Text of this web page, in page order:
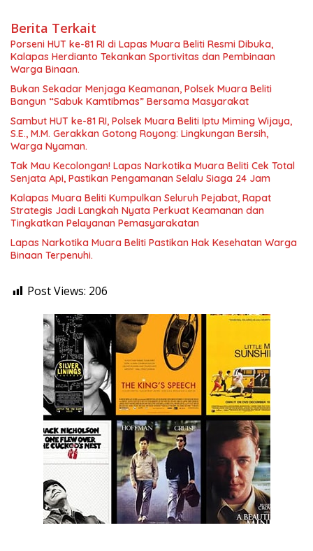
Berita Terkait
Porseni HUT ke-81 RI di Lapas Muara Beliti Resmi Dibuka,
Kalapas Herdianto Tekankan Sportivitas dan Pembinaan
Warga Binaan.
Bukan Sekadar Menjaga Keamanan, Polsek Muara Beliti
Bangun “Sabuk Kamtibmas” Bersama Masyarakat
Sambut HUT ke-81 RI, Polsek Muara Beliti Iptu Miming Wijaya,
S.E., M.M. Gerakkan Gotong Royong: Lingkungan Bersih,
Warga Nyaman.
Tak Mau Kecolongan! Lapas Narkotika Muara Beliti Cek Total
Senjata Api, Pastikan Pengamanan Selalu Siaga 24 Jam
Kalapas Muara Beliti Kumpulkan Seluruh Pejabat, Rapat
Strategis Jadi Langkah Nyata Perkuat Keamanan dan
Tingkatkan Pelayanan Pemasyarakatan
Lapas Narkotika Muara Beliti Pastikan Hak Kesehatan Warga
Binaan Terpenuhi.
Post Views: 206